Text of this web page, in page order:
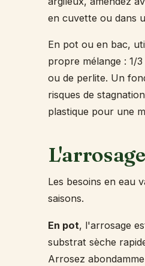
en cuvette ou dans
En pot ou en bac,
propre mélange : 1/
ou de perlite. Un
risques de
plastique pour une
Les besoins en eau
saisons.
En pot, l'arrosage
substrat sèche
Arrosez